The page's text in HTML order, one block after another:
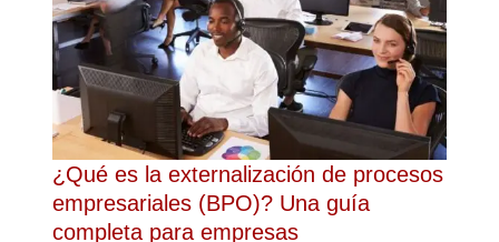
¿Qué es la externalización de procesos
empresariales (BPO)? Una guía
completa para empresas